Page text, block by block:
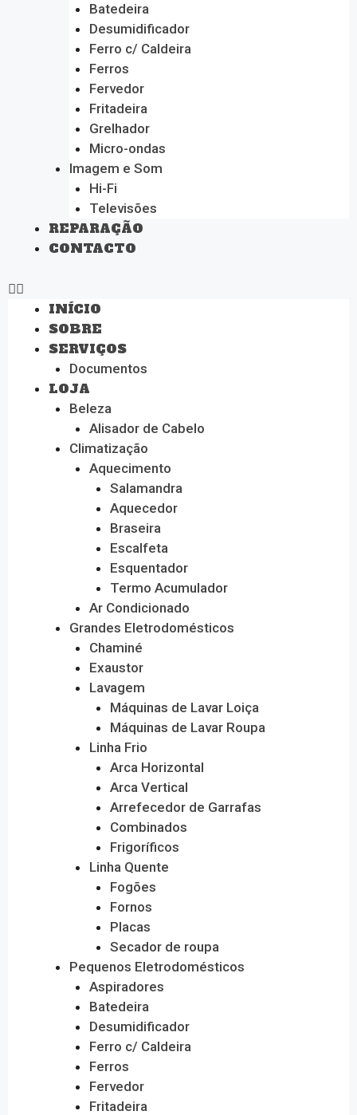
Batedeira
Desumidificador
Ferro c/ Caldeira
Ferros
Fervedor
Fritadeira
Grelhador
Micro-ondas
Imagem e Som
Hi-Fi
Televisões
REPARAÇÃO
CONTACTO
INÍCIO
SOBRE
SERVIÇOS
Documentos
LOJA
Beleza
Alisador de Cabelo
Climatização
Aquecimento
Salamandra
Aquecedor
Braseira
Escalfeta
Esquentador
Termo Acumulador
Ar Condicionado
Grandes Eletrodomésticos
Chaminé
Exaustor
Lavagem
Máquinas de Lavar Loiça
Máquinas de Lavar Roupa
Linha Frio
Arca Horizontal
Arca Vertical
Arrefecedor de Garrafas
Combinados
Frigoríficos
Linha Quente
Fogões
Fornos
Placas
Secador de roupa
Pequenos Eletrodomésticos
Aspiradores
Batedeira
Desumidificador
Ferro c/ Caldeira
Ferros
Fervedor
Fritadeira